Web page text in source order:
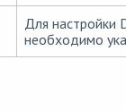
Для настройки
необходимо